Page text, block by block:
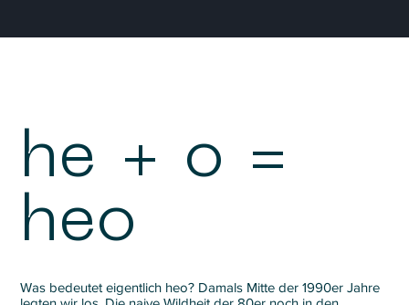
he + o =
heo
Was bedeutet eigentlich heo? Damals Mitte der 1990er Jahre